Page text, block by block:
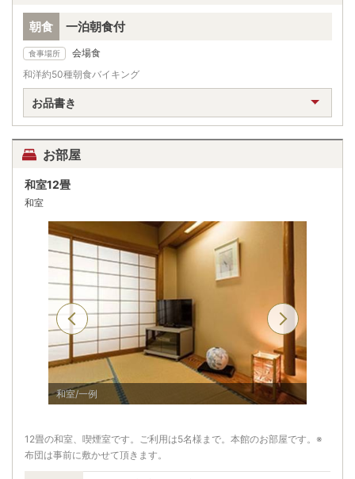
朝食 一泊朝食付
食事場所
会場食
和洋約50種朝食バイキング
お品書き
お部屋
和室12畳
和室
和室/一例
12畳の和室、喫煙室です。ご利用は5名様まで。本館のお部屋です。※
布団は事前に敷かせて頂きます。